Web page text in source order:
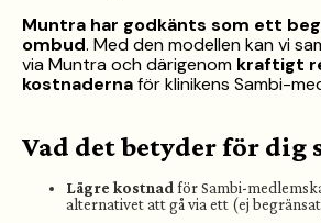
Muntra har godkänts som ett
ombud. Med den modellen kan vi
via Muntra och därigenom kraftigt
kostnadernaför klinikens Sambi-
Vad det betyder för dig
Lägre kostnad för Sambi-
alternativet att gå via ett (ej